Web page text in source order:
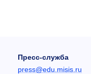
Пресс-служба
press@edu.misis.ru